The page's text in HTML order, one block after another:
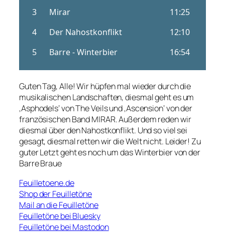
Guten Tag, Alle! Wir hüpfen mal wieder durch die
musikalischen Landschaften, diesmal geht es um
‚Asphodels‘ von The Veils und ‚Ascension‘ von der
französischen Band MIRAR. Außerdem reden wir
diesmal über den Nahostkonflikt. Und so viel sei
gesagt, diesmal retten wir die Welt nicht. Leider! Zu
guter Letzt geht es noch um das Winterbier von der
Barre Braue
Feuilletoene.de
Shop der Feuilletöne
Mail an die Feuilletöne
Feuilletöne bei Bluesky
Feuilletöne bei Mastodon